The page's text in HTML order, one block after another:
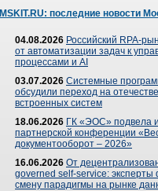
MSKIT.RU: последние новости
04.08.2026 Российский RPA-
от автоматизации задач к
процессами и AI
03.07.2026 Системные
обсудили переход на
встроенных систем
18.06.2026 ГК «ЭОС» подвела
партнерской конференции
документооборот – 2026»
16.06.2026 От
governed self-service: эксперты
смену парадигмы на рынке